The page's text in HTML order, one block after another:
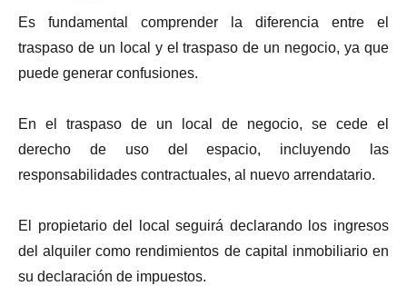
Es fundamental comprender la diferencia entre el
traspaso de un local y el traspaso de un negocio, ya que
puede generar confusiones.
En el traspaso de un local de negocio, se cede el
derecho de uso del espacio, incluyendo las
responsabilidades contractuales, al nuevo arrendatario.
El propietario del local seguirá declarando los ingresos
del alquiler como rendimientos de capital inmobiliario en
su declaración de impuestos.